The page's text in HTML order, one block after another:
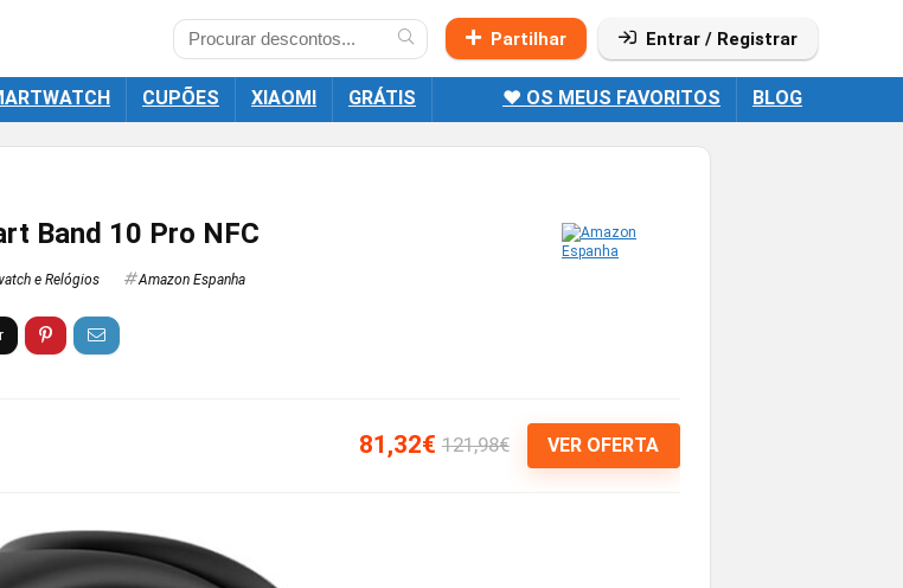
Partilhar Entrar / Registrar
CUPÕES XIAOMI GRÁTIS ❤️ OS MEUS FAVORITOS BLOG
Band 10 Pro NFC
e Relógios Amazon Espanha
81,32€ 121,98€ VER OFERTA